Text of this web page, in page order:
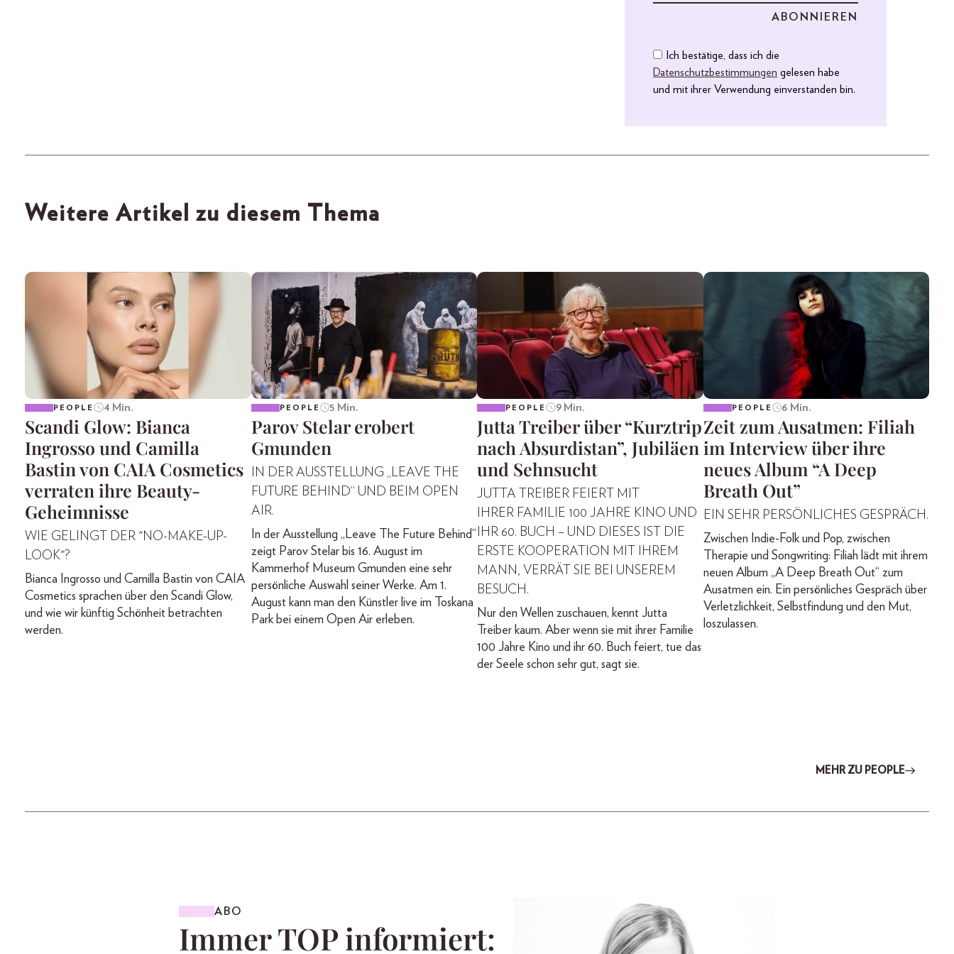
Ich bestätige, dass ich die
Datenschutzbestimmungen gelesen habe
und mit ihrer Verwendung einverstanden bin.
Weitere Artikel zu diesem Thema
PEOPLE 4 Min.
Scandi Glow: Bianca
Ingrosso und Camilla
Bastin von CAIA Cosmetics
verraten ihre Beauty-
Geheimnisse
WIE GELINGT DER "NO-MAKE-UP-
LOOK"?
Bianca Ingrosso und Camilla Bastin von CAIA
Cosmetics sprachen über den Scandi Glow,
und wie wir künftig Schönheit betrachten
werden.
PEOPLE 5 Min.
Parov Stelar erobert
Gmunden
IN DER AUSSTELLUNG „LEAVE THE
FUTURE BEHIND“ UND BEIM OPEN
AIR.
In der Ausstellung „Leave The Future Behind“
zeigt Parov Stelar bis 16. August im
Kammerhof Museum Gmunden eine sehr
persönliche Auswahl seiner Werke. Am 1.
August kann man den Künstler live im Toskana
Park bei einem Open Air erleben.
PEOPLE 9 Min.
Jutta Treiber über “Kurztrip
nach Absurdistan”, Jubiläen
und Sehnsucht
JUTTA TREIBER FEIERT MIT
IHRER FAMILIE 100 JAHRE KINO UND
IHR 60. BUCH – UND DIESES IST DIE
ERSTE KOOPERATION MIT IHREM
MANN, VERRÄT SIE BEI UNSEREM
BESUCH.
Nur den Wellen zuschauen, kennt Jutta
Treiber kaum. Aber wenn sie mit ihrer Familie
100 Jahre Kino und ihr 60. Buch feiert, tue das
der Seele schon sehr gut, sagt sie.
PEOPLE 6 Min.
Zeit zum Ausatmen: Filiah
im Interview über ihre
neues Album “A Deep
Breath Out”
EIN SEHR PERSÖNLICHES GESPRÄCH.
Zwischen Indie-Folk und Pop, zwischen
Therapie und Songwriting: Filiah lädt mit ihrem
neuen Album „A Deep Breath Out“ zum
Ausatmen ein. Ein persönliches Gespräch über
Verletzlichkeit, Selbstfindung und den Mut,
loszulassen.
MEHR ZU PEOPLE
ABO
Immer TOP informiert: